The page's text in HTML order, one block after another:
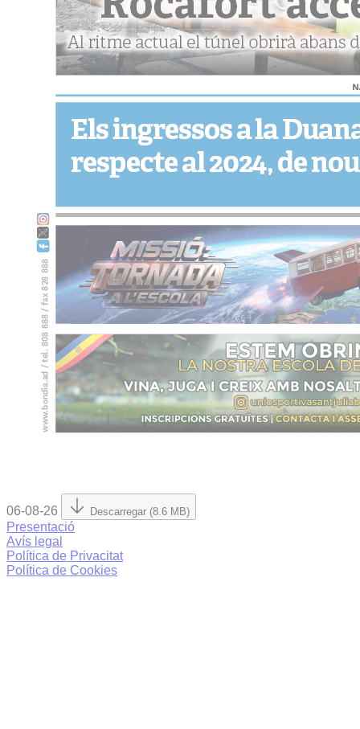
06-08-26 Descarregar (8.6 MB)
Presentació
Avís legal
Política de Privacitat
Política de Cookies